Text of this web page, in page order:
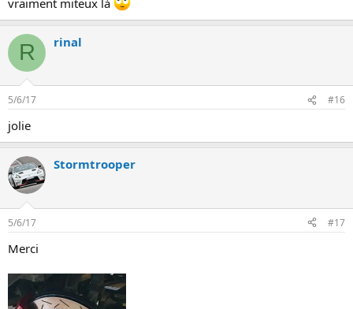
R rinal
5/6/17 #16
jolie
Stormtrooper
5/6/17 #17
Merci